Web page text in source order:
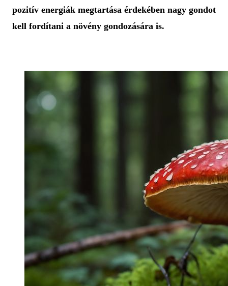
pozitív energiák megtartása érdekében nagy gondot
kell fordítani a növény gondozására is.